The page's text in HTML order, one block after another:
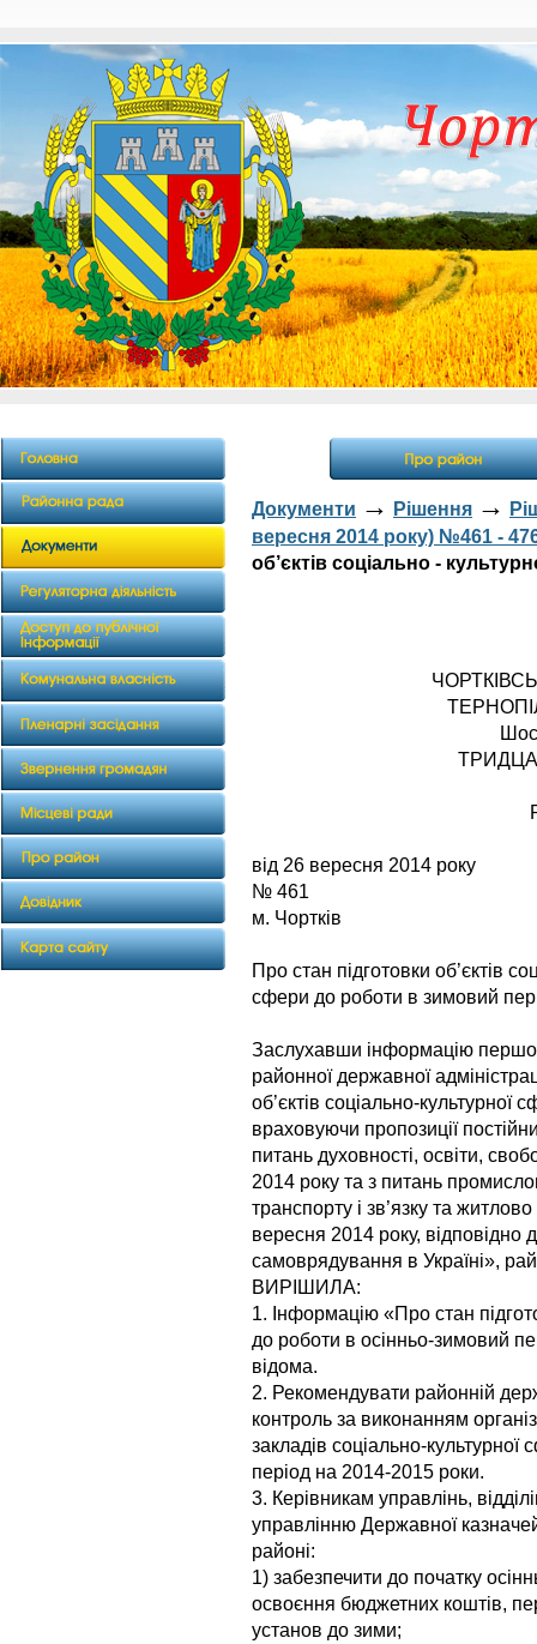
Документи → Рішення →
вересня 2014 року) №461 -
об’єктів соціально -
від 26
№ 461
м. Чортків
Про стан підготовки об’єктів
сфери до роботи в зимовий
Заслухавши інформацію
районної державної
об’єктів соціально-
враховуючи пропозиції
питань духовності, освіти,
2014 року та з питань
транспорту і зв’язку та
вересня 2014 року, відповідно
самоврядування в Україні»,
ВИРІШИЛА:
1. Інформацію «Про стан
до роботи в осінньо-зимовий
відома.
2. Рекомендувати районній
контроль за виконанням
закладів соціально-
період на 2014-2015 роки.
3. Керівникам управлінь,
управлінню Державної
районі:
1) забезпечити до початку
освоєння бюджетних коштів,
установ до зими;